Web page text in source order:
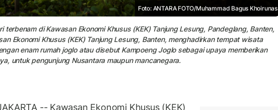
Foto: ANTARA FOTO/Muhammad Bagus Khoirunas
terbenam di Kawasan Ekonomi Khusus (KEK) Tanjung Lesung, Pandeglang, Banten,
Ekonomi Khusus (KEK) Tanjung Lesung, Banten, menghadirkan tempat wisata
enam rumah joglo atau disebut Kampoeng Joglo sebagai upaya memberikan
untuk pengunjung Nusantara maupun mancanegara.
-- Kawasan Ekonomi Khusus (KEK)